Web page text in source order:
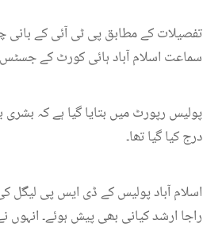
تفصیلات کے مطابق پی ٹی آئی کے
سماعت اسلام آباد ہائی کورٹ کے
درج کیا گیا تھا۔
اسلام آباد پولیس کے ڈی ایس پی
راجا ارشد کیانی بھی پیش ہوئے۔